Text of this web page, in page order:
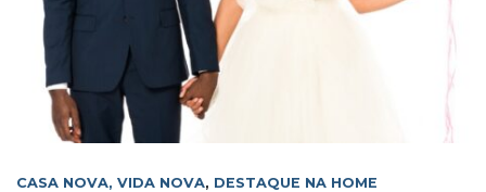
CASA NOVA, VIDA NOVA, DESTAQUE NA HOME